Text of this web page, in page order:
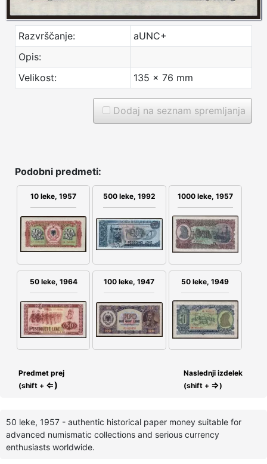
Razvrščanje:
aUNC+
Opis:
Velikost:
135 x 76 mm
Dodaj na seznam spremljanja
Podobni predmeti:
10 leke, 1957 500 leke, 1992 1000 leke, 1957
50 leke, 1964 100 leke, 1947 50 leke, 1949
Predmet prej
(shift + ⇐)
Naslednji izdelek
(shift + ⇒)
50 leke, 1957 - authentic historical paper money suitable for
advanced numismatic collections and serious currency
enthusiasts worldwide.